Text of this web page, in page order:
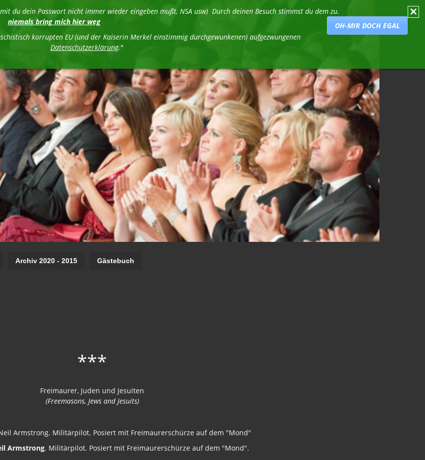
✕
du dein Passwort nicht immer wieder eingeben mußt, NSA usw) Durch deinen Besuch stimmst du dem zu.
OH-MIR DOCH EGAL
niemals bring mich hier weg
korrupten EU (und der Kaiserin Merkel einstimmig durchgewunkenen) aufgezwungenen
Datenschutzerklärung."
Archiv 2020 - 2015 Gästebuch
***
Freimaurer, Juden und Jesuiten
(Freemasons, Jews and Jesuits)
Armstrong. Militärpilot. Posiert mit Freimaurerschürze auf dem "Mond".